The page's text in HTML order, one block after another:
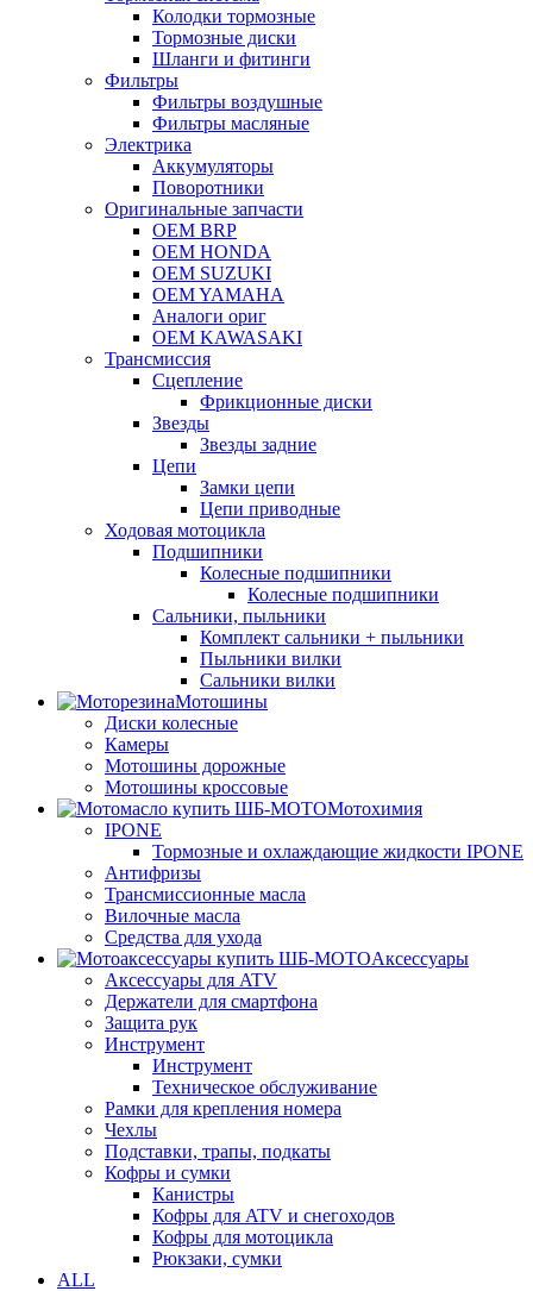
Колодки тормозные
Тормозные диски
Шланги и фитинги
Фильтры
Фильтры воздушные
Фильтры масляные
Электрика
Аккумуляторы
Поворотники
Оригинальные запчасти
OEM BRP
OEM HONDA
OEM SUZUKI
OEM YAMAHA
Аналоги ориг
OEM KAWASAKI
Трансмиссия
Cцепление
Фрикционные диски
Звезды
Звезды задние
Цепи
Замки цепи
Цепи приводные
Ходовая мотоцикла
Подшипники
Колесные подшипники
Колесные подшипники
Сальники, пыльники
Комплект сальники + пыльники
Пыльники вилки
Сальники вилки
Мотошины
Диски колесные
Камеры
Мотошины дорожные
Мотошины кроссовые
Мотохимия
IPONE
Тормозные и охлаждающие жидкости IPONE
Антифризы
Трансмиссионные масла
Вилочные масла
Средства для ухода
Аксессуары
Аксессуары для ATV
Держатели для смартфона
Защита рук
Инструмент
Инструмент
Техническое обслуживание
Рамки для крепления номера
Чехлы
Подставки, трапы, подкаты
Кофры и сумки
Канистры
Кофры для ATV и снегоходов
Кофры для мотоцикла
Рюкзаки, сумки
ALL